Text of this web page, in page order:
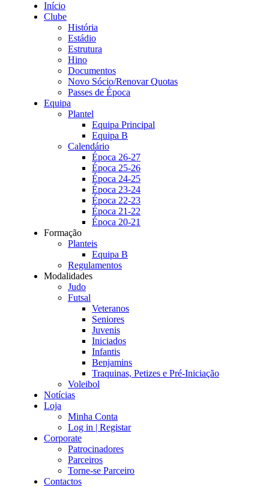
Início
Clube
História
Estádio
Estrutura
Hino
Documentos
Novo Sócio/Renovar Quotas
Passes de Época
Equipa
Plantel
Equipa Principal
Equipa B
Calendário
Época 26-27
Época 25-26
Época 24-25
Época 23-24
Época 22-23
Época 21-22
Época 20-21
Formação
Planteis
Equipa B
Regulamentos
Modalidades
Judo
Futsal
Veteranos
Seniores
Juvenis
Iniciados
Infantis
Benjamins
Traquinas, Petizes e Pré-Iniciação
Voleibol
Notícias
Loja
Minha Conta
Log in | Registar
Corporate
Patrocinadores
Parceiros
Torne-se Parceiro
Contactos